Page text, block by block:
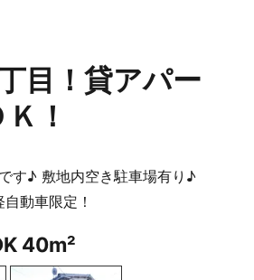
目！貸アパー
！
す♪ 敷地内空き駐車場有り♪
動車限定！
40m²